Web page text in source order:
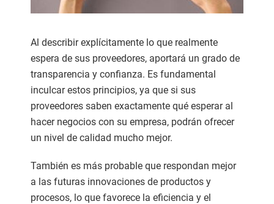
Al describir explícitamente lo que realmente
espera de sus proveedores, aportará un grado de
transparencia y confianza. Es fundamental
inculcar estos principios, ya que si sus
proveedores saben exactamente qué esperar al
hacer negocios con su empresa, podrán ofrecer
un nivel de calidad mucho mejor.
También es más probable que respondan mejor
a las futuras innovaciones de productos y
procesos, lo que favorece la eficiencia y el